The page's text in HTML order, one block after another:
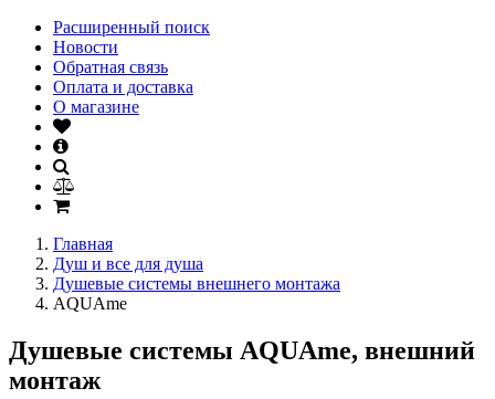
Расширенный поиск
Новости
Обратная связь
Оплата и доставка
О магазине
Главная
Душ и все для душа
Душевые системы внешнего монтажа
AQUAme
Душевые системы AQUAme, внешний
монтаж